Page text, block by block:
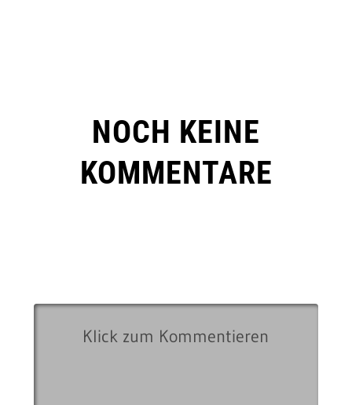
NOCH KEINE
KOMMENTARE